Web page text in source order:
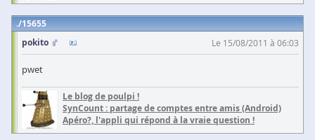
15655
pokito
Le 15/08/2011 à 06:03
pwet
Le blog de poulpi !
SynCount : partage de comptes entre amis (Android)
Apéro?, l'appli qui répond à la vraie question !